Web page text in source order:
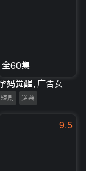
全60集
短剧 逆袭
9.5